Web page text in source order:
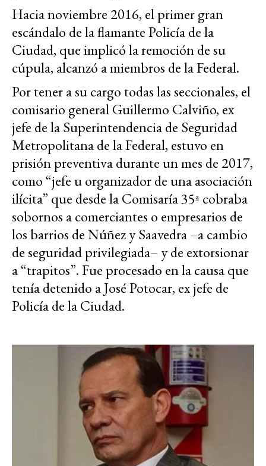
Hacia noviembre 2016, el primer gran
escándalo de la flamante Policía de la
Ciudad, que implicó la remoción de su
cúpula, alcanzó a miembros de la Federal.
Por tener a su cargo todas las seccionales, el
comisario general Guillermo Calviño, ex
jefe de la Superintendencia de Seguridad
Metropolitana de la Federal, estuvo en
prisión preventiva durante un mes de 2017,
como “jefe u organizador de una asociación
ilícita” que desde la Comisaría 35ª cobraba
sobornos a comerciantes o empresarios de
los barrios de Núñez y Saavedra –a cambio
de seguridad privilegiada– y de extorsionar
a “trapitos”. Fue procesado en la causa que
tenía detenido a José Potocar, ex jefe de
Policía de la Ciudad.